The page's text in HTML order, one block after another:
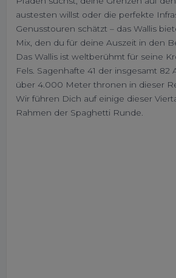
austesten willst oder die perfekte
Genusstouren schätzt – das Wallis
Mix, den du für deine Auszeit in den
Das Wallis ist weltberühmt für seine
Fels. Sagenhafte 41 der insgesamt 82
über 4.000 Meter thronen in dieser
Wir führen Dich auf einige dieser
Rahmen der Spaghetti Runde.